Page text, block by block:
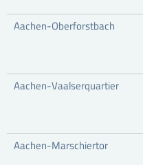
Aachen-Oberforstbach
Aachen-Vaalserquartier
Aachen-Marschiertor